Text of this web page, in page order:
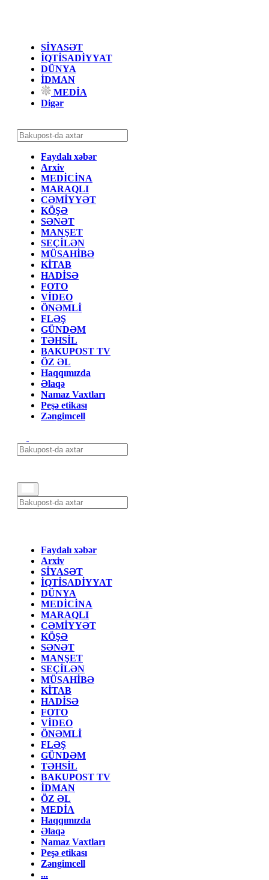
SİYASƏT
İQTİSADİYYAT
DÜNYA
İDMAN
MEDİA
Digər
Faydalı xəbər
Arxiv
MEDİCİNA
MARAQLI
CƏMİYYƏT
KÖŞƏ
SƏNƏT
MANŞET
SEÇİLƏN
MÜSAHİBƏ
KİTAB
HADİSƏ
FOTO
VİDEO
ÖNƏMLİ
FLƏŞ
GÜNDƏM
TƏHSİL
BAKUPOST TV
ÖZ ƏL
Haqqımızda
Əlaqə
Namaz Vaxtları
Peşə etikası
Zəngimcell
Faydalı xəbər
Arxiv
SİYASƏT
İQTİSADİYYAT
DÜNYA
MEDİCİNA
MARAQLI
CƏMİYYƏT
KÖŞƏ
SƏNƏT
MANŞET
SEÇİLƏN
MÜSAHİBƏ
KİTAB
HADİSƏ
FOTO
VİDEO
ÖNƏMLİ
FLƏŞ
GÜNDƏM
TƏHSİL
BAKUPOST TV
İDMAN
ÖZ ƏL
MEDİA
Haqqımızda
Əlaqə
Namaz Vaxtları
Peşə etikası
Zəngimcell
...